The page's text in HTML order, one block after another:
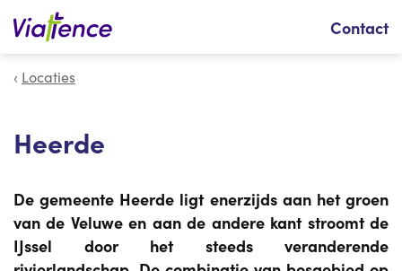
Contact
Zoeken
Locaties
Heerde
De gemeente Heerde ligt enerzijds aan het groen
van de Veluwe en aan de andere kant stroomt de
IJssel door het steeds veranderende